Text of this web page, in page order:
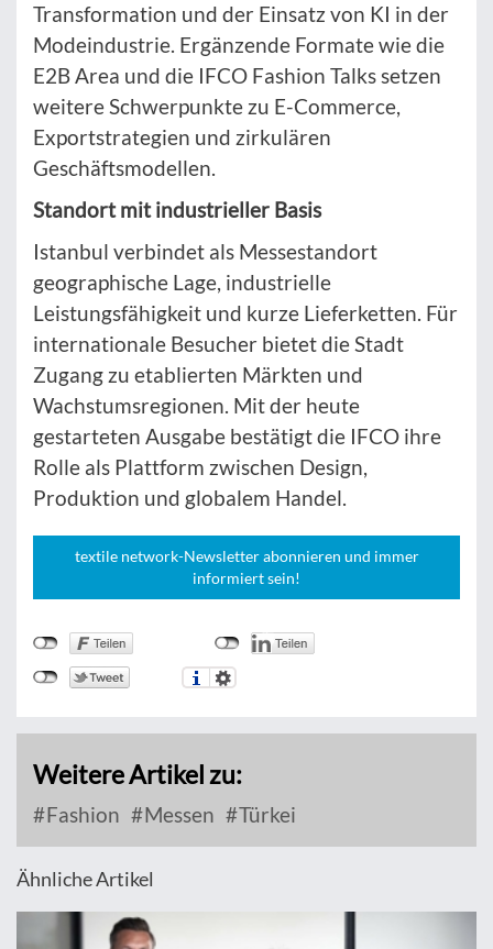
Transformation und der Einsatz von KI in der
Modeindustrie. Ergänzende Formate wie die
E2B Area und die IFCO Fashion Talks setzen
weitere Schwerpunkte zu E-Commerce,
Exportstrategien und zirkulären
Geschäftsmodellen.
Standort mit industrieller Basis
Istanbul verbindet als Messestandort
geographische Lage, industrielle
Leistungsfähigkeit und kurze Lieferketten. Für
internationale Besucher bietet die Stadt
Zugang zu etablierten Märkten und
Wachstumsregionen. Mit der heute
gestarteten Ausgabe bestätigt die IFCO ihre
Rolle als Plattform zwischen Design,
Produktion und globalem Handel.
textile network-Newsletter abonnieren und immer
informiert sein!
Weitere Artikel zu:
Fashion Messen Türkei
Ähnliche Artikel